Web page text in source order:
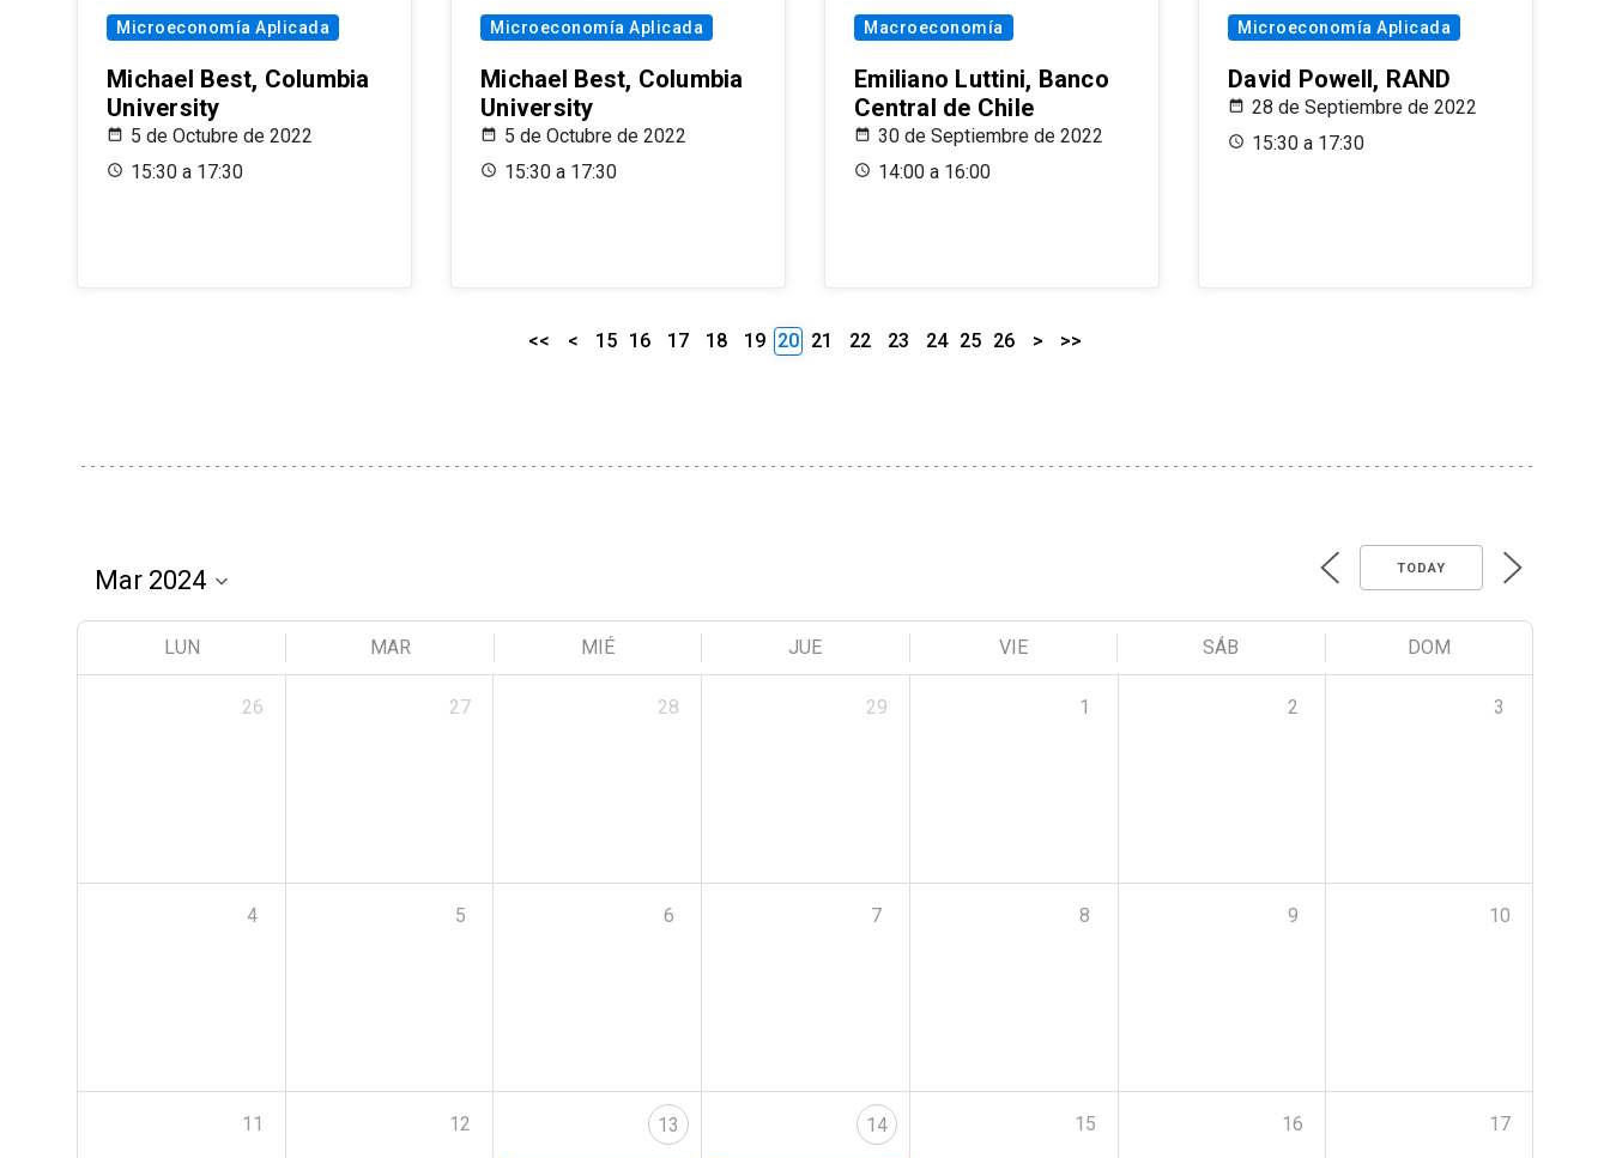
Microeconomía Aplicada
Michael Best, Columbia
University
5 de Octubre de 2022
15:30 a 17:30
Microeconomía Aplicada
Michael Best, Columbia
University
5 de Octubre de 2022
15:30 a 17:30
Macroeconomía
Emiliano Luttini, Banco
Central de Chile
30 de Septiembre de 2022
14:00 a 16:00
Microeconomía Aplicada
David Powell, RAND
28 de Septiembre de 2022
15:30 a 17:30
<< < 15 16 17 18 19 20 21 22 23 24 25 26 > >>
TODAY
LUN MAR MIÉ JUE VIE SÁB DOM
26 27 28 29 1 2 3
4 5 6 7 8 9 10
11 12 13 14 15 16 17